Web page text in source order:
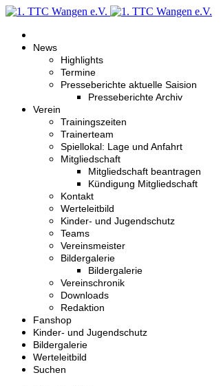
News
Highlights
Termine
Presseberichte aktuelle Saision
Presseberichte Archiv
Verein
Trainingszeiten
Trainerteam
Spiellokal: Lage und Anfahrt
Mitgliedschaft
Mitgliedschaft beantragen
Kündigung Mitgliedschaft
Kontakt
Werteleitbild
Kinder- und Jugendschutz
Teams
Vereinsmeister
Bildergalerie
Bildergalerie
Vereinschronik
Downloads
Redaktion
Fanshop
Kinder- und Jugendschutz
Bildergalerie
Werteleitbild
Suchen